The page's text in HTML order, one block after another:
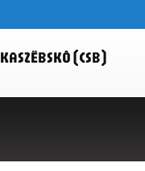
KASZËBSKÔ (CSB)